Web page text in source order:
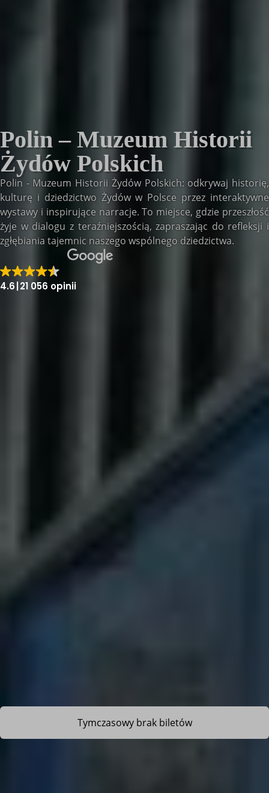
Polin – Muzeum Historii
Żydów Polskich
Polin - Muzeum Historii Żydów Polskich: odkrywaj historię,
kulturę i dziedzictwo Żydów w Polsce przez interaktywne
wystawy i inspirujące narracje. To miejsce, gdzie przeszłość
żyje w dialogu z teraźniejszością, zapraszając do refleksji i
zgłębiania tajemnic naszego wspólnego dziedzictwa.
4.6 21 056 opinii
Tymczasowy brak biletów